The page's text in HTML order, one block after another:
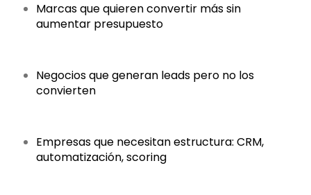
Marcas que quieren convertir más sin
aumentar presupuesto
Negocios que generan leads pero no los
convierten
Empresas que necesitan estructura: CRM,
automatización, scoring